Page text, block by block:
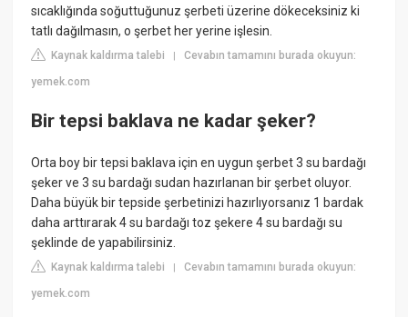
sıcaklığında soğuttuğunuz şerbeti üzerine dökeceksiniz ki
tatlı dağılmasın, o şerbet her yerine işlesin.
Kaynak kaldırma talebi |Cevabın tamamını burada okuyun:
yemek.com
Bir tepsi baklava ne kadar şeker?
Orta boy bir tepsi baklava için en uygun şerbet 3 su bardağı
şeker ve 3 su bardağı sudan hazırlanan bir şerbet oluyor.
Daha büyük bir tepside şerbetinizi hazırlıyorsanız 1 bardak
daha arttırarak 4 su bardağı toz şekere 4 su bardağı su
şeklinde de yapabilirsiniz.
Kaynak kaldırma talebi |Cevabın tamamını burada okuyun:
yemek.com